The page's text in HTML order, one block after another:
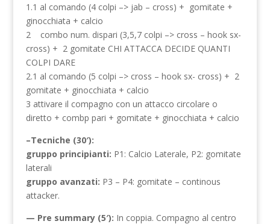
1.1 al comando (4 colpi –> jab – cross) + gomitate +
ginocchiata + calcio
2 combo num. dispari (3,5,7 colpi –> cross – hook sx-
cross) + 2 gomitate CHI ATTACCA DECIDE QUANTI
COLPI DARE
2.1 al comando (5 colpi –> cross – hook sx- cross) + 2
gomitate + ginocchiata + calcio
3 attivare il compagno con un attacco circolare o
diretto + combp pari + gomitate + ginocchiata + calcio
–Tecniche (30′):
gruppo principianti: P1: Calcio Laterale, P2: gomitate
laterali
gruppo avanzati: P3 – P4: gomitate – continous
attacker.
— Pre summary (5′): In coppia. Compagno al centro